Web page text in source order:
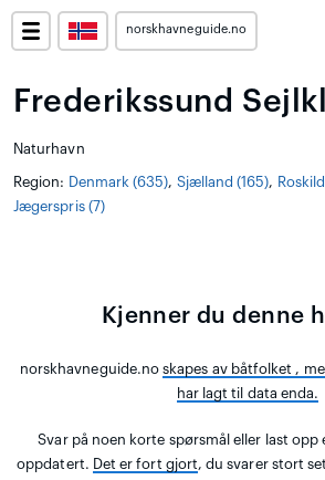
norskhavneguide.no
Frederikssund
Naturhavn
Region: Denmark (635), Sjælland (165),
Jægerspris (7)
Kjenner du denne
norskhavneguide.noskapes av båtfolket ,
har lagt til data enda.
Svar på noen korte spørsmål eller last opp
oppdatert. Det er fort gjort, du svarer stort